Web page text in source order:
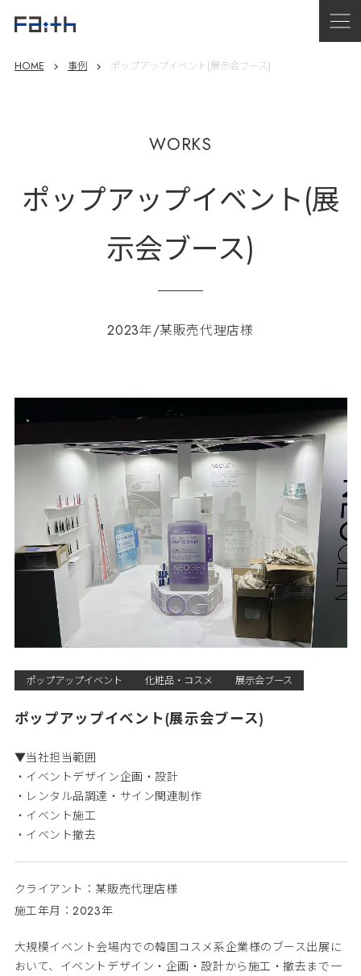
HOME 事例 ポップアップイベント(展示会ブース)
WORKS
ポップアップイベント(展
示会ブース)
2023年/某販売代理店様
ポップアップイベント 化粧品・コスメ 展示会ブース
ポップアップイベント(展示会ブース)
▼当社担当範囲
・イベントデザイン企画・設計
・レンタル品調達・サイン関連制作
・イベント施工
・イベント撤去
クライアント：某販売代理店様
施工年月：2023年
大規模イベント会場内での韓国コスメ系企業様のブース出展に
おいて、イベントデザイン・企画・設計から施工・撤去まで一